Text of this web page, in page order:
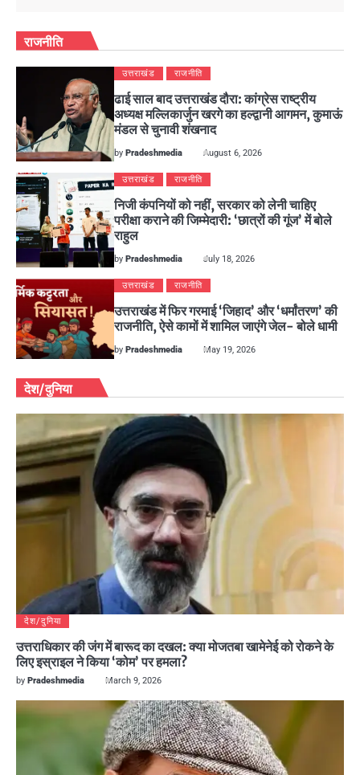
राजनीति
उत्तराखंड राजनीति
ढाई साल बाद उत्तराखंड दौरा: कांग्रेस राष्ट्रीय
अध्यक्ष मल्लिकार्जुन खरगे का हल्द्वानी आगमन, कुमाऊं
मंडल से चुनावी शंखनाद
byPradeshmedia August 6, 2026
उत्तराखंड राजनीति
निजी कंपनियों को नहीं, सरकार को लेनी चाहिए
परीक्षा कराने की जिम्मेदारी: ‘छात्रों की गूंज’ में बोले
राहुल
byPradeshmedia July 18, 2026
उत्तराखंड राजनीति
उत्तराखंड में फिर गरमाई ‘जिहाद’ और ‘धर्मांतरण’ की
राजनीति, ऐसे कामों में शामिल जाएंगे जेल- बोले धामी
byPradeshmedia May 19, 2026
देश/दुनिया
देश/दुनिया
उत्तराधिकार की जंग में बारूद का दखल: क्या मोजतबा खामेनेई को रोकने के
लिए इस्राइल ने किया ‘कोम’ पर हमला?
by Pradeshmedia March 9, 2026